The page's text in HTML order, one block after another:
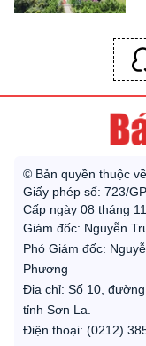
© Bản quyền thuộc
Giấy phép số: 723/
Cấp ngày 08 tháng
Giám đốc: Nguyễn
Phó Giám đốc:
Phương
Địa chỉ: Số 10,
tỉnh Sơn La.
Điện thoại: (0212)